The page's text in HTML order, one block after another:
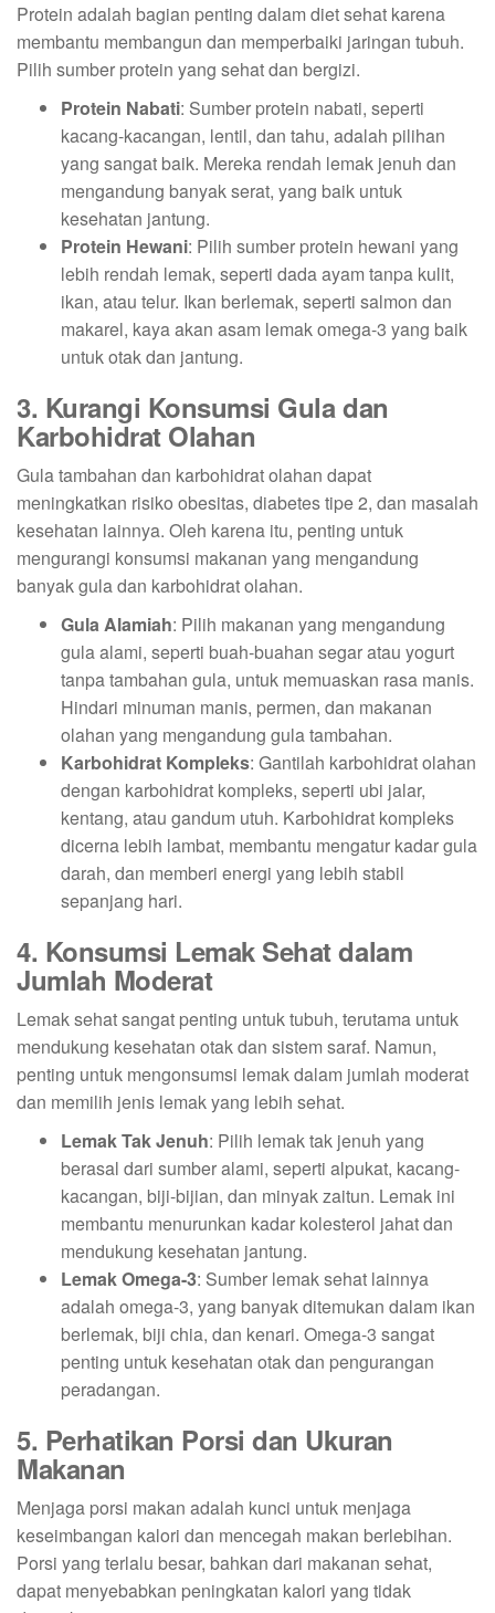
Protein adalah bagian penting dalam diet sehat karena
membantu membangun dan memperbaiki jaringan tubuh.
Pilih sumber protein yang sehat dan bergizi.
Protein Nabati: Sumber protein nabati, seperti
kacang-kacangan, lentil, dan tahu, adalah pilihan
yang sangat baik. Mereka rendah lemak jenuh dan
mengandung banyak serat, yang baik untuk
kesehatan jantung.
Protein Hewani: Pilih sumber protein hewani yang
lebih rendah lemak, seperti dada ayam tanpa kulit,
ikan, atau telur. Ikan berlemak, seperti salmon dan
makarel, kaya akan asam lemak omega-3 yang baik
untuk otak dan jantung.
3. Kurangi Konsumsi Gula dan
Karbohidrat Olahan
Gula tambahan dan karbohidrat olahan dapat
meningkatkan risiko obesitas, diabetes tipe 2, dan masalah
kesehatan lainnya. Oleh karena itu, penting untuk
mengurangi konsumsi makanan yang mengandung
banyak gula dan karbohidrat olahan.
Gula Alamiah: Pilih makanan yang mengandung
gula alami, seperti buah-buahan segar atau yogurt
tanpa tambahan gula, untuk memuaskan rasa manis.
Hindari minuman manis, permen, dan makanan
olahan yang mengandung gula tambahan.
Karbohidrat Kompleks: Gantilah karbohidrat olahan
dengan karbohidrat kompleks, seperti ubi jalar,
kentang, atau gandum utuh. Karbohidrat kompleks
dicerna lebih lambat, membantu mengatur kadar gula
darah, dan memberi energi yang lebih stabil
sepanjang hari.
4. Konsumsi Lemak Sehat dalam
Jumlah Moderat
Lemak sehat sangat penting untuk tubuh, terutama untuk
mendukung kesehatan otak dan sistem saraf. Namun,
penting untuk mengonsumsi lemak dalam jumlah moderat
dan memilih jenis lemak yang lebih sehat.
Lemak Tak Jenuh: Pilih lemak tak jenuh yang
berasal dari sumber alami, seperti alpukat, kacang-
kacangan, biji-bijian, dan minyak zaitun. Lemak ini
membantu menurunkan kadar kolesterol jahat dan
mendukung kesehatan jantung.
Lemak Omega-3: Sumber lemak sehat lainnya
adalah omega-3, yang banyak ditemukan dalam ikan
berlemak, biji chia, dan kenari. Omega-3 sangat
penting untuk kesehatan otak dan pengurangan
peradangan.
5. Perhatikan Porsi dan Ukuran
Makanan
Menjaga porsi makan adalah kunci untuk menjaga
keseimbangan kalori dan mencegah makan berlebihan.
Porsi yang terlalu besar, bahkan dari makanan sehat,
dapat menyebabkan peningkatan kalori yang tidak